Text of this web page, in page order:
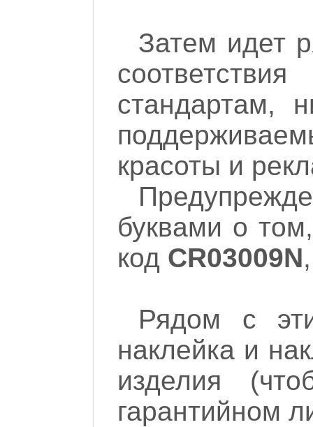
Затем идет
стандартам,
красоты и
буквами о
код CR03009N
Рядом с
наклейка и
изделия
гарантийном